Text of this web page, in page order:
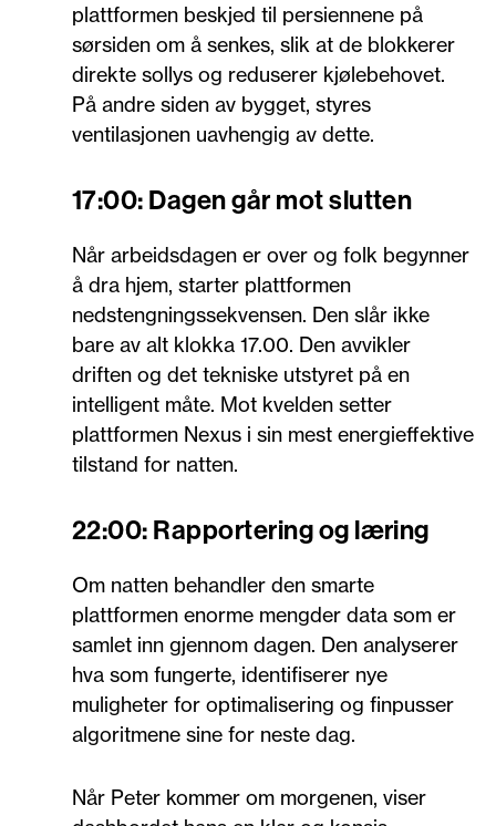
plattformen beskjed til persiennene på
sørsiden om å senkes, slik at de blokkerer
direkte sollys og reduserer kjølebehovet.
På andre siden av bygget, styres
ventilasjonen uavhengig av dette.
17:00: Dagen går mot slutten
Når arbeidsdagen er over og folk begynner
å dra hjem, starter plattformen
nedstengningssekvensen. Den slår ikke
bare av alt klokka 17.00. Den avvikler
driften og det tekniske utstyret på en
intelligent måte. Mot kvelden setter
plattformen Nexus i sin mest energieffektive
tilstand for natten.
22:00: Rapportering og læring
Om natten behandler den smarte
plattformen enorme mengder data som er
samlet inn gjennom dagen. Den analyserer
hva som fungerte, identifiserer nye
muligheter for optimalisering og finpusser
algoritmene sine for neste dag.
Når Peter kommer om morgenen, viser